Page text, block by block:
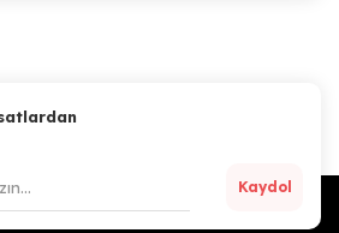
Kaydol